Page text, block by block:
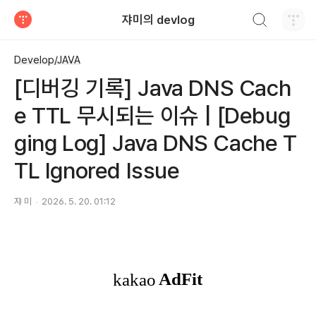
쟈미의 devlog
Develop/JAVA
[디버깅 기록] Java DNS Cach
e TTL 무시되는 이슈 | [Debug
ging Log] Java DNS Cache T
TL Ignored Issue
쟈 미 2026. 5. 20. 01:12